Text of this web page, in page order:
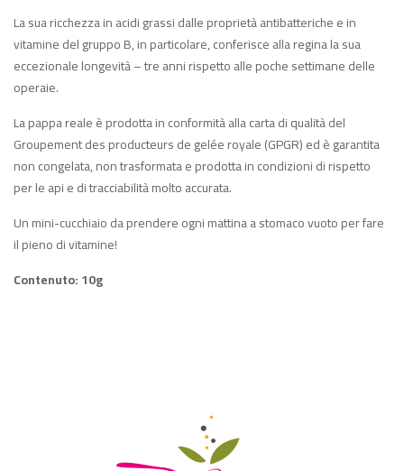
La sua ricchezza in acidi grassi dalle proprietà antibatteriche e in
vitamine del gruppo B, in particolare, conferisce alla regina la sua
eccezionale longevità – tre anni rispetto alle poche settimane delle
operaie.
La pappa reale è prodotta in conformità alla carta di qualità del
Groupement des producteurs de gelée royale (GPGR) ed è garantita
non congelata, non trasformata e prodotta in condizioni di rispetto
per le api e di tracciabilità molto accurata.
Un mini-cucchiaio da prendere ogni mattina a stomaco vuoto per fare
il pieno di vitamine!
Contenuto: 10g